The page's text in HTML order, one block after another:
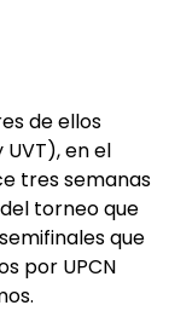
de ellos
UVT), en el
tres semanas
torneo que
que
por UPCN